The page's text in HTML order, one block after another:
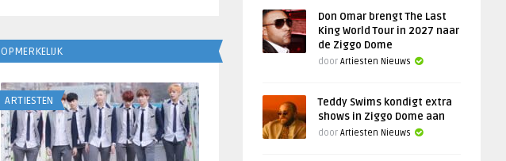
OPMERKELIJK
ARTIESTEN
Don Omar brengt The Last
King World Tour in 2027 naar
de Ziggo Dome
door Artiesten Nieuws
Teddy Swims kondigt extra
shows in Ziggo Dome aan
door Artiesten Nieuws